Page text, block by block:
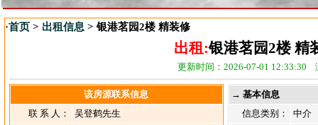
·首页 > 出租信息 > 银港茗园2楼 精装修
出租:银港茗园2楼 精
更新时间：2026-07-01 12:33:30
该房源联系信息
联 系 人：
吴登鹤先生
→ 基本信息
信息类别：
中介